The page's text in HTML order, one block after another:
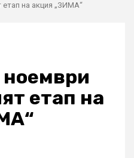
на акция „ЗИМА“
ноември
етап на